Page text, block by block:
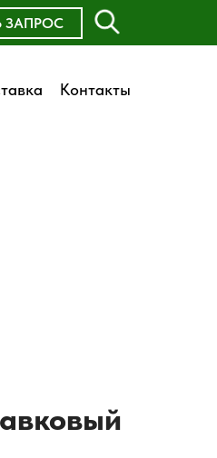
Контакты
ЗАПРОС
Контакты